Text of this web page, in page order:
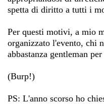
spetta di diritto a tutti i
Per questi motivi, a mio
organizzato l'evento, chi
abbastanza gentleman
(Burp!)
PS: L'anno scorso ho